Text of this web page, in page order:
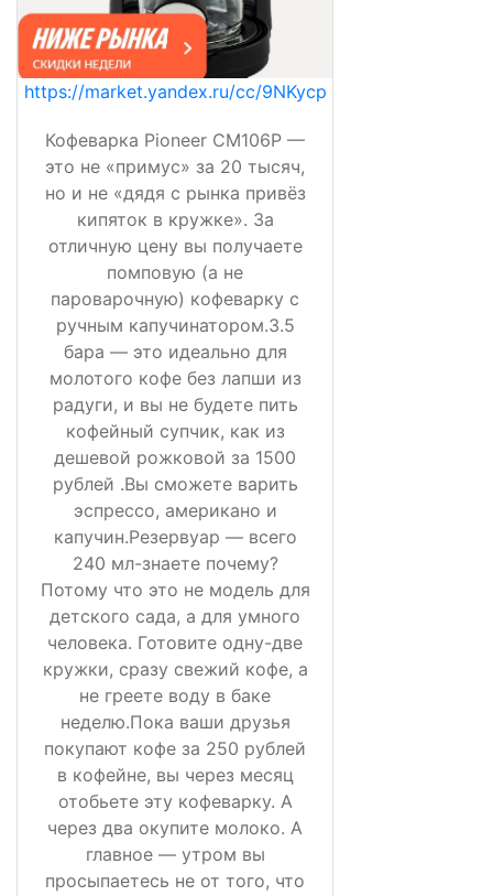
https://market.yandex.ru/cc/9NKycp
Кофеварка Pioneer CM106P —
это не «примус» за 20 тысяч,
но и не «дядя с рынка привёз
кипяток в кружке». За
отличную цену вы получаете
помповую (а не
пароварочную) кофеварку с
ручным капучинатором.3.5
бара — это идеально для
молотого кофе без лапши из
радуги, и вы не будете пить
кофейный супчик, как из
дешевой рожковой за 1500
рублей .Вы сможете варить
эспрессо, американо и
капучин.Резервуар — всего
240 мл-знаете почему?
Потому что это не модель для
детского сада, а для умного
человека. Готовите одну-две
кружки, сразу свежий кофе, а
не греете воду в баке
неделю.Пока ваши друзья
покупают кофе за 250 рублей
в кофейне, вы через месяц
отобьете эту кофеварку. А
через два окупите молоко. А
главное — утром вы
просыпаетесь не от того, что